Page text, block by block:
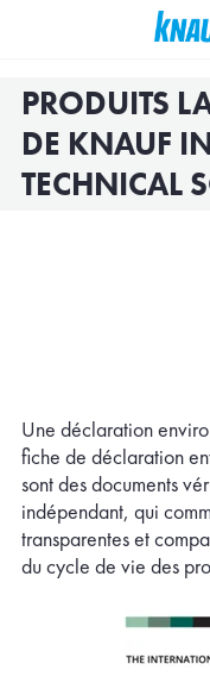
PRODUITS
DE KNAUF
TECHNICAL
Une déclaration
fiche de déclaration
sont des documents
indépendant, qui
transparentes et
du cycle de vie des